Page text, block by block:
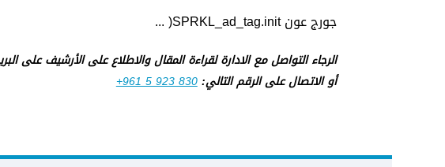
جورج عون SPRKL_ad_tag.init( ...
الرجاء التواصل مع الادارة لقراءة المقال والاطلاع على الأرشيف على
أو الاتصال على الرقم التالي:+961 5 923 830